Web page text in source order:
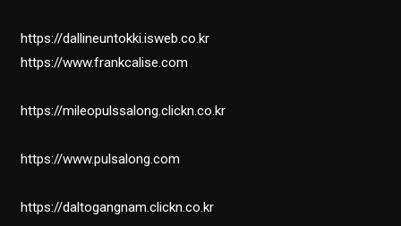
https://dallineuntokki.isweb.co.kr
https://www.frankcalise.com
https://mileopulssalong.clickn.co.kr
https://www.pulsalong.com
https://daltogangnam.clickn.co.kr